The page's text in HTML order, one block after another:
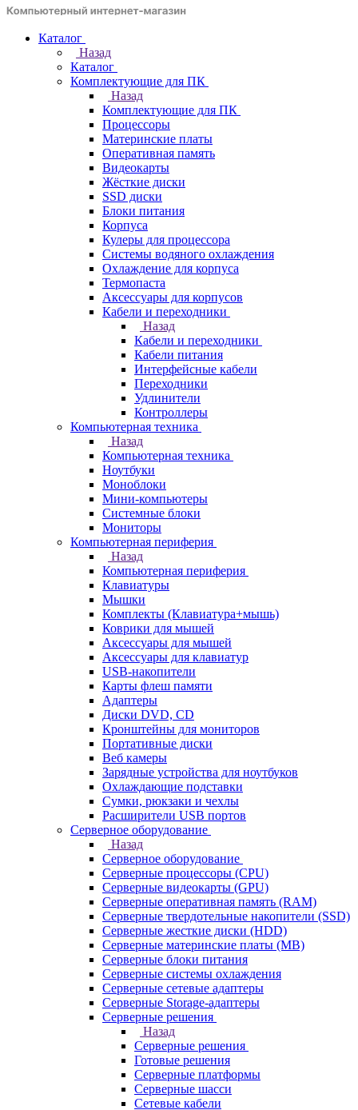
Каталог
Назад
Каталог
Комплектующие для ПК
Назад
Комплектующие для ПК
Процессоры
Материнские платы
Оперативная память
Видеокарты
Жёсткие диски
SSD диски
Блоки питания
Корпуса
Кулеры для процессора
Системы водяного охлаждения
Охлаждение для корпуса
Термопаста
Аксессуары для корпусов
Кабели и переходники
Назад
Кабели и переходники
Кабели питания
Интерфейсные кабели
Переходники
Удлинители
Контроллеры
Компьютерная техника
Назад
Компьютерная техника
Ноутбуки
Моноблоки
Мини-компьютеры
Системные блоки
Мониторы
Компьютерная периферия
Назад
Компьютерная периферия
Клавиатуры
Мышки
Комплекты (Клавиатура+мышь)
Коврики для мышей
Аксессуары для мышей
Аксессуары для клавиатур
USB-накопители
Карты флеш памяти
Адаптеры
Диски DVD, CD
Кронштейны для мониторов
Портативные диски
Веб камеры
Зарядные устройства для ноутбуков
Охлаждающие подставки
Сумки, рюкзаки и чехлы
Расширители USB портов
Серверное оборудование
Назад
Серверное оборудование
Серверные процессоры (CPU)
Серверные видеокарты (GPU)
Серверные оперативная память (RAM)
Серверные твердотельные накопители (SSD)
Серверные жесткие диски (HDD)
Серверные материнские платы (MB)
Серверные блоки питания
Серверные системы охлаждения
Серверные сетевые адаптеры
Серверные Storage-адаптеры
Серверные решения
Назад
Серверные решения
Готовые решения
Серверные платформы
Серверные шасси
Сетевые кабели